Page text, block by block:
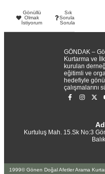
Gönüllü
Olmak
İstiyorum
Sık
Sorulan
Sorular
GÖNDAK –
Kurtarma ve
kurulan
eğitimli ve
hedefiyle
çalışmalarını
Kurtuluş Mah. 15.Sk No:3
1999© Gönen Doğal Afetler Arama